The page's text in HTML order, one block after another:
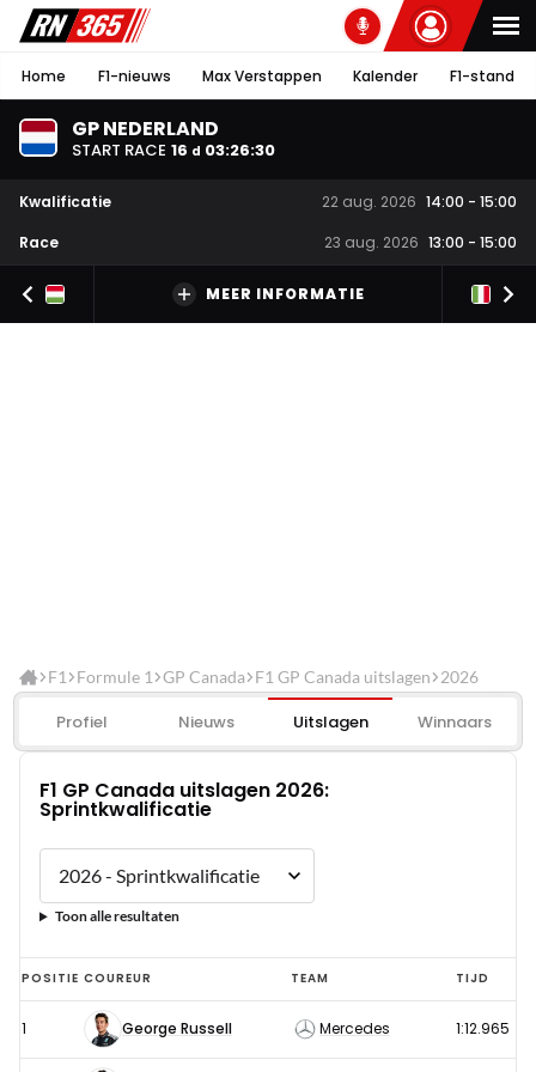
Home F1-nieuws Max Verstappen Kalender F1-stand
GP NEDERLAND
START RACE 16 d 03:26:30
Kwalificatie 22 aug. 2026 14:00 - 15:00
Race
23 aug. 2026 13:00 - 15:00
MEER INFORMATIE
F1 Formule 1 GP Canada F1 GP Canada uitslagen 2026
Profiel Nieuws Uitslagen Winnaars
F1 GP Canada uitslagen 2026:
Sprintkwalificatie
Toon alle resultaten
F1
GP
Canada
POSITIE COUREUR TEAM TIJD
1 George Russell Mercedes 1:12.965